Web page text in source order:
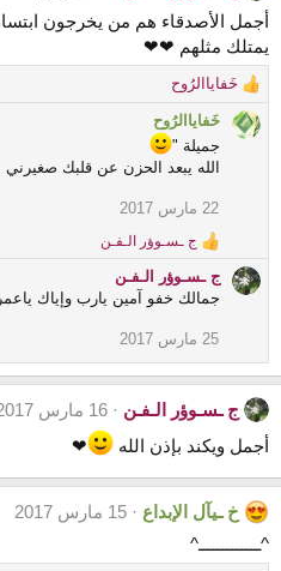
أجمل الأصدقاء هم من يخرجون
يمتلك مثلهم ❤❤
R
e
a
s
:
خَفاياالرُوح
خَفاياالرُوح
جميلة "
الله يبعد الحزن عن قلبك صغيرني
22 مارس 2017
R
a
c
i
o
n
:
ج ـسـوؤر الـفـن
ج ـسـوؤر الـفـن
جمالك خفو آمين يارب وإياك
25 مارس 2017
ج ـسـوؤر الـفـن
16 مارس 2017
أجمل ويكند بإذن الله
❤
خ ـيآل الإبداع
15 مارس 2017
^ـــــــــــــ^